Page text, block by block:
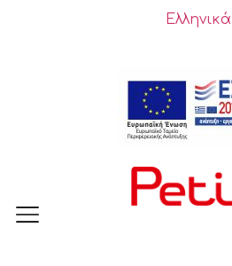
Ελληνικά